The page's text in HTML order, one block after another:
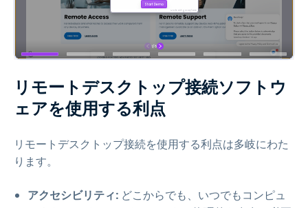
リモートデスクトップ接続ソフトウ
ェアを使用する利点
リモートデスクトップ接続を使用する利点は多岐にわた
ります。
アクセシビリティ: どこからでも、いつでもコンピュ